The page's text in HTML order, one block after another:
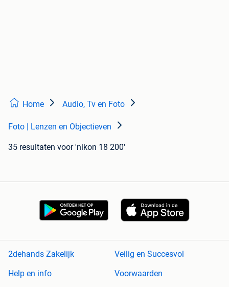
Home Audio, Tv en Foto
Foto | Lenzen en Objectieven
35 resultaten voor 'nikon 18 200'
2dehands Zakelijk
Veilig en Succesvol
Help en info
Voorwaarden